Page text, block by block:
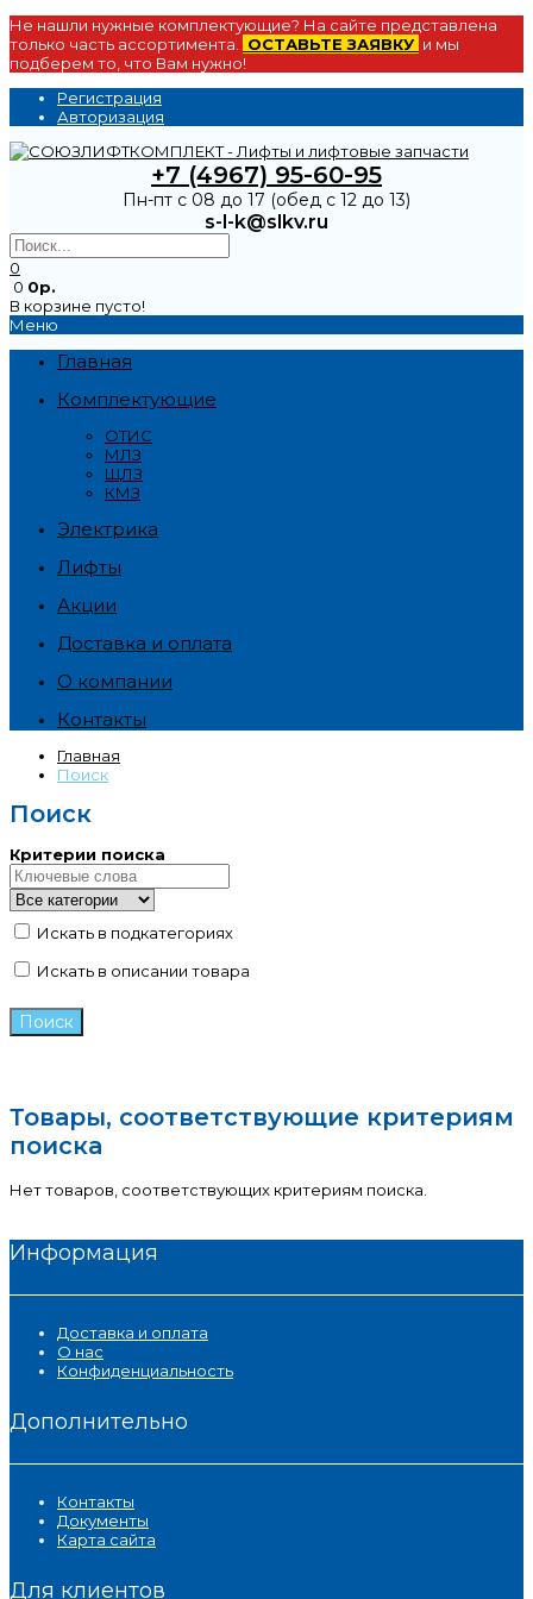
Не нашли нужные комплектующие? На сайте представлена
только часть ассортимента.
ОСТАВЬТЕ ЗАЯВКУ и мы
подберем то, что Вам нужно!
Регистрация
Авторизация
+7 (4967) 95-60-95
Пн-пт с 08 до 17 (обед с 12 до 13)
s-l-k@slkv.ru
0
0 0р.
В корзине пусто!
Меню
Главная
Комплектующие
ОТИС
МЛЗ
ЩЛЗ
КМЗ
Электрика
Лифты
Акции
Доставка и оплата
О компании
Контакты
Главная
Поиск
Поиск
Критерии поиска
Искать в подкатегориях
Искать в описании товара
Товары, соответствующие критериям
поиска
Нет товаров, соответствующих критериям поиска.
Информация
Доставка и оплата
О нас
Конфиденциальность
Дополнительно
Контакты
Документы
Карта сайта
Для клиентов